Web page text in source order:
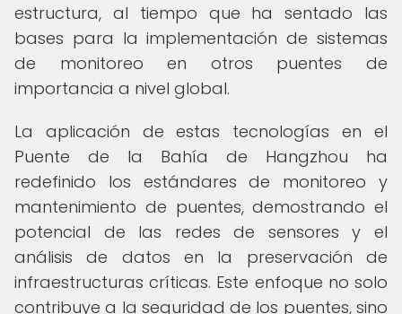
estructura, al tiempo que ha sentado las
bases para la implementación de sistemas
de monitoreo en otros puentes de
importancia a nivel global.
La aplicación de estas tecnologías en el
Puente de la Bahía de Hangzhou ha
redefinido los estándares de monitoreo y
mantenimiento de puentes, demostrando el
potencial de las redes de sensores y el
análisis de datos en la preservación de
infraestructuras críticas. Este enfoque no solo
contribuye a la seguridad de los puentes, sino